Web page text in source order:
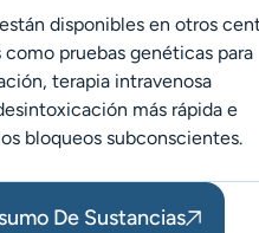
disponibles en otros
pruebas genéticas para
terapia intravenosa
más rápida e
bloqueos subconscientes.
De Sustancias